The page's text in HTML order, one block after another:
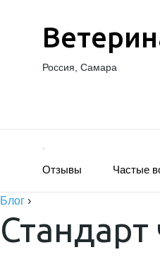
Россия, Самара
Отзывы Частые
Блог ›
Стандарт